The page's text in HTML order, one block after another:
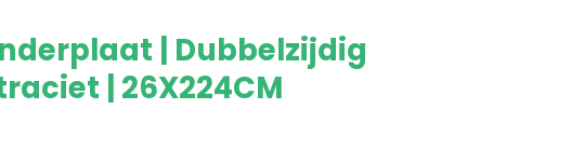
| Dubbelzijdig
| 26X224CM
| Dubbelzijdig glad | Antraciet | 26X224CM aantal